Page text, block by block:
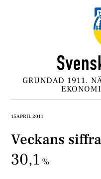
GRUNDAD 1911.
15 APRIL 2011
Veckans siffra
30,1 %